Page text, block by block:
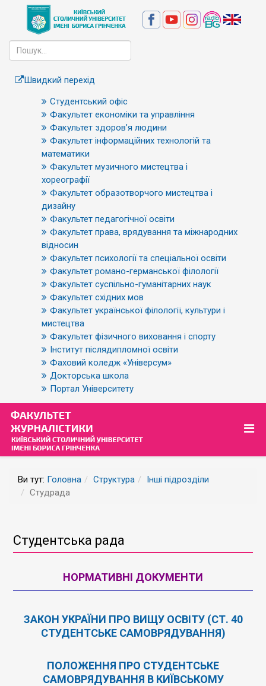
Швидкий перехід
Студентський офіс
Факультет економіки та управління
Факультет здоров’я людини
Факультет інформаційних технологій та
математики
Факультет музичного мистецтва і
хореографії
Факультет образотворчого мистецтва і
дизайну
Факультет педагогічної освіти
Факультет права, врядування та міжнародних
відносин
Факультет психології та спеціальної освіти
Факультет романо-германської філології
Факультет суспільно-гуманітарних наук
Факультет східних мов
Факультет української філології, культури і
мистецтва
Факультет фізичного виховання і спорту
Інститут післядипломної освіти
Фаховий коледж «Універсум»
Докторська школа
Портал Університету
Ви тут: Головна Структура
Інші підрозділи
Студрада
Студентська рада
НОРМАТИВНІ ДОКУМЕНТИ
ЗАКОН УКРАЇНИ ПРО ВИЩУ ОСВІТУ (СТ. 40
СТУДЕНТСЬКЕ САМОВРЯДУВАННЯ)
ПОЛОЖЕННЯ ПРО СТУДЕНТСЬКЕ
САМОВРЯДУВАННЯ В КИЇВСЬКОМУ